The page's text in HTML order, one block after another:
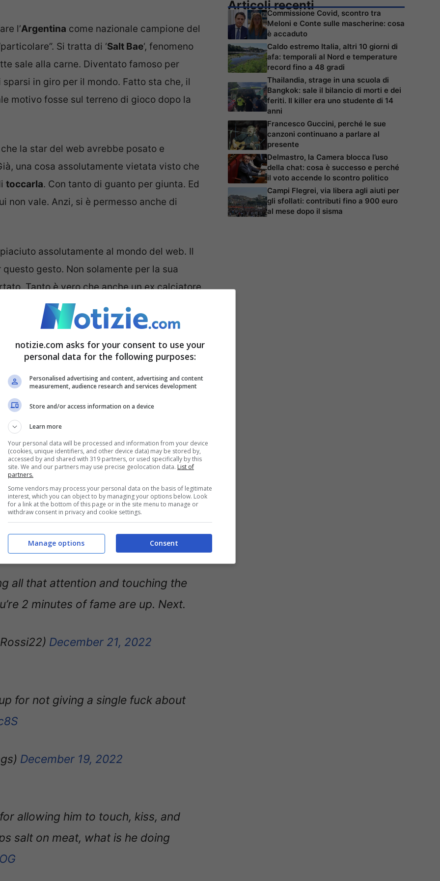
l’Argentina come nazionale campione del
Si tratta di ‘Salt Bae‘, fenomeno
sale alla carne. Diventato famoso per
in giro per il mondo. Fatto sta che, il
motivo fosse sul terreno di gioco dopo la
la star del web avrebbe posato e
una cosa assolutamente vietata visto che
toccarla. Con tanto di guanto per giunta. Ed
non vale. Anzi, si è permesso anche di
assolutamente al mondo del web. Il
gesto. Non solamente per la sua
Tanto è vero che anche un ex calciatore
utilizzando anche delle parole
“Ma chi c***o sei?“
virale in un niente. Giuseppe Rossi,
(ed ora attualmente svincolato), punta il dito
dell’Argentina non è stata gradita da molti.
Twitter come sfogo contro di lui.
le attenzioni toccando la coppa, ma chi
Il prossimo“. In molti si sono schierati dalla
il turco. Definendo Rossi come un “invidioso”
se volessero giustificare il tutto in questo
all that attention and touching the
2 minutes of fame are up. Next.
December 21, 2022
for not giving a single fuck about
December 19, 2022
allowing him to touch, kiss, and
salt on meat, what is he doing
Articoli recenti
Commissione Covid, scontro tra
Meloni e Conte sulle mascherine: cosa
è accaduto
Caldo estremo Italia, altri 10 giorni di
afa: temporali al Nord e temperature
record fino a 48 gradi
Thailandia, strage in una scuola di
Bangkok: sale il bilancio di morti e dei
feriti. Il killer era uno studente di 14
anni
Francesco Guccini, perché le sue
canzoni continuano a parlare al
presente
Delmastro, la Camera blocca l’uso
della chat: cosa è successo e perché
il voto accende lo scontro politico
Campi Flegrei, via libera agli aiuti per
gli sfollati: contributi fino a 900 euro
al mese dopo il sisma
notizie.com asks for your consent to use your
personal data for the following purposes:
Personalised advertising and content, advertising and content
measurement, audience research and services development
Store and/or access information on a device
Learn more
Your personal data will be processed and information from your device
(cookies, unique identifiers, and other device data) may be stored by,
accessed by and shared with 319 partners, or used specifically by this
site. We and our partners may use precise geolocation data. List of
partners.
Some vendors may process your personal data on the basis of legitimate
interest, which you can object to by managing your options below. Look
for a link at the bottom of this page or in the site menu to manage or
withdraw consent in privacy and cookie settings.
Consent
Manage options